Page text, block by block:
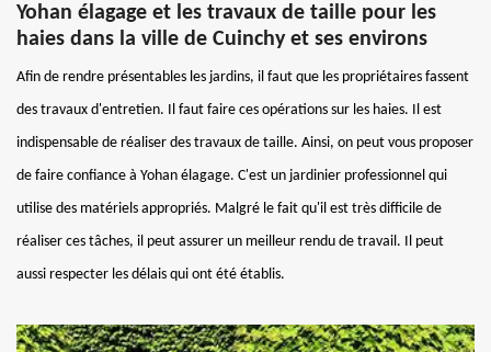
Yohan élagage et les travaux de taille pour les
haies dans la ville de Cuinchy et ses environs
Afin de rendre présentables les jardins, il faut que les propriétaires fassent
des travaux d'entretien. Il faut faire ces opérations sur les haies. Il est
indispensable de réaliser des travaux de taille. Ainsi, on peut vous proposer
de faire confiance à Yohan élagage. C'est un jardinier professionnel qui
utilise des matériels appropriés. Malgré le fait qu'il est très difficile de
réaliser ces tâches, il peut assurer un meilleur rendu de travail. Il peut
aussi respecter les délais qui ont été établis.